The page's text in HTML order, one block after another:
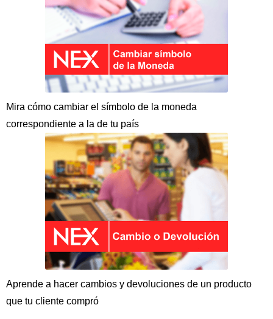
Mira cómo cambiar el símbolo de la moneda
correspondiente a la de tu país
Aprende a hacer cambios y devoluciones de un producto
que tu cliente compró